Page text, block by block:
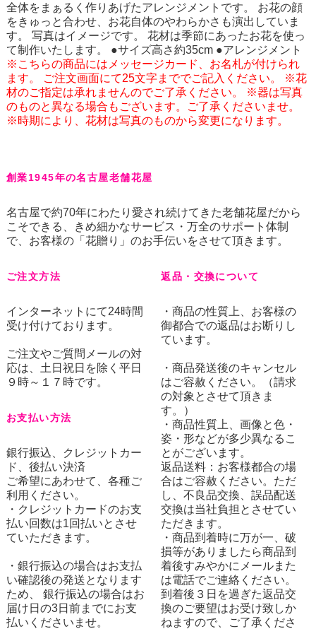
全体をまぁるく作りあげたアレンジメントです。 お花の顔
をきゅっと合わせ、お花自体のやわらかさも演出していま
す。 写真はイメージです。 花材は季節にあったお花を使っ
て制作いたします。 ●サイズ高さ約35cm ●アレンジメント
※こちらの商品にはメッセージカード、お名札が付けられ
ます。 ご注文画面にて25文字まででご記入ください。 ※花
材のご指定は承れませんのでご了承ください。 ※器は写真
のものと異なる場合もございます。ご了承くださいませ。
※時期により、花材は写真のものから変更になります。
創業1945年の名古屋老舗花屋
名古屋で約70年にわたり愛され続けてきた老舗花屋だから
こそできる、きめ細かなサービス・万全のサポート体制
で、お客様の「花贈り」のお手伝いをさせて頂きます。
ご注文方法
インターネットにて24時間
受け付けております。
ご注文やご質問メールの対
応は、土日祝日を除く平日
９時～１７時です。
お支払い方法
銀行振込、クレジットカー
ド、後払い決済
ご希望にあわせて、各種ご
利用ください。
・クレジットカードのお支
払い回数は1回払いとさせ
ていただきます。
・銀行振込の場合はお支払
い確認後の発送となります
ため、 銀行振込の場合はお
届け日の3日前までにお支
払いくださいませ。
返品・交換について
・商品の性質上、お客様の
御都合での返品はお断りし
ています。
・商品発送後のキャンセル
はご容赦ください。（請求
の対象とさせて頂きま
す。）
・商品性質上、画像と色・
姿・形などが多少異なるこ
とがございます。
返品送料：お客様都合の場
合はご容赦ください。ただ
し、不良品交換、誤品配送
交換は当社負担とさせてい
ただきます。
・商品到着時に万が一、破
損等がありましたら商品到
着後すみやかにメールまた
は電話でご連絡ください。
到着後３日を過ぎた返品交
換のご要望はお受け致しか
ねますので、ご了承くださ